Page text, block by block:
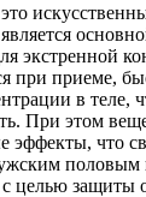
экстренной
при приеме,
в теле,
При этом
эффекты, что
половым
целью защиты